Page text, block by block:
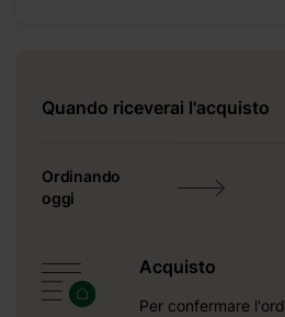
Quando riceverai l'acquisto
Ordinando
oggi
Acquisto
Per confermare